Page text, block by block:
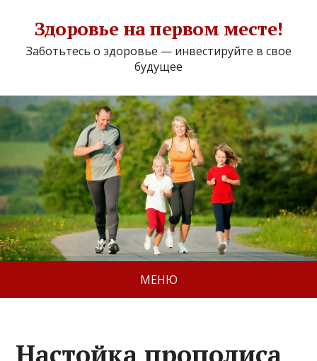
Здоровье на первом месте!
Заботьтесь о здоровье — инвестируйте в свое
будущее
МЕНЮ
Настойка прополиса